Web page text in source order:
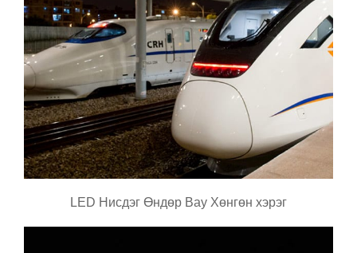
LED Нисдэг Өндөр Bay Хөнгөн хэрэг